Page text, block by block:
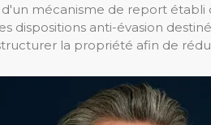
mécanisme de report établi
dispositions anti-évasion
la propriété afin de